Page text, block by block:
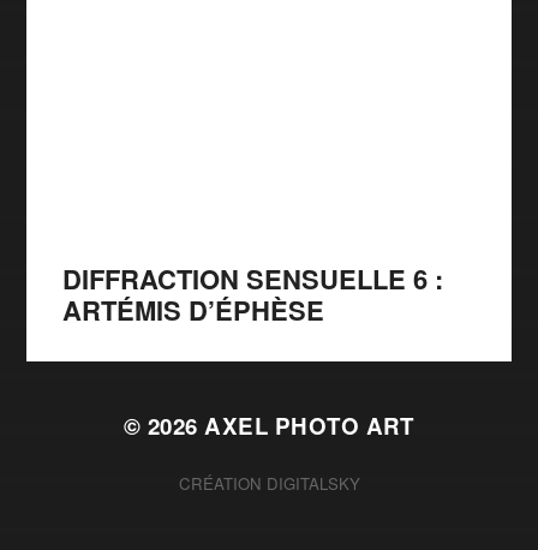
DIFFRACTION SENSUELLE 6 :
ARTÉMIS D’ÉPHÈSE
© 2026AXEL PHOTO ART
CRÉATION DIGITALSKY